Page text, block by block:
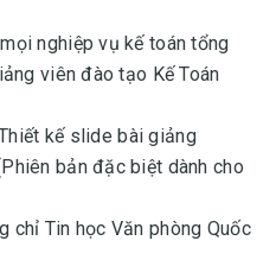
nghiệp vụ kế toán tổng
viên đào tạo Kế Toán
kế slide bài giảng
bản đặc biệt dành cho
chỉ Tin học Văn phòng Quốc